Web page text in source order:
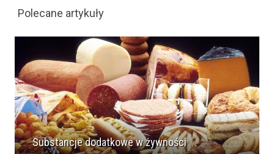
Polecane artykuły
Substancje dodatkowe w żywności